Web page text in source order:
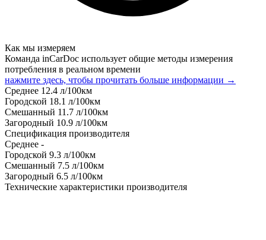
Как мы измеряем
Команда inCarDoc использует общие методы измерения
потребления в реальном времени
нажмите здесь, чтобы прочитать больше информации →
Среднее 12.4 л/100км
Городской 18.1 л/100км
Смешанный 11.7 л/100км
Загородный 10.9 л/100км
Спецификация производителя
Среднее -
Городской 9.3 л/100км
Смешанный 7.5 л/100км
Загородный 6.5 л/100км
Технические характеристики производителя